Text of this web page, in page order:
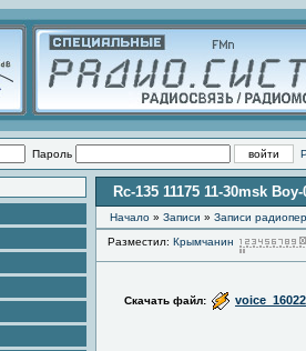
Пароль
Rc-135 11175 11-30msk Boy-
Начало » Записи » Записи
Разместил: Крымчанин
Скачать файл: